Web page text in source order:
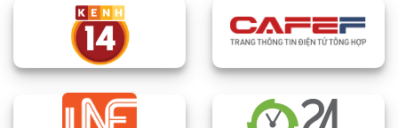
mạnh mẽ, có khả năng trấn trạch, đem lại bình an và may
mắn cho ngôi nhà, tránh xa những tác động tiêu cực từ môi
trường xung quanh.
Chiêu tài và đón lộc
: Tượng đá phong thủy có khả năng
thu hút năng lượng tích cực, giúp gia chủ hấp thụ và giữ lại